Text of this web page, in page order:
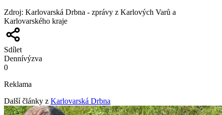
Zdroj: Karlovarská Drbna - zprávy z Karlových Varů a
Karlovarského kraje
Sdílet
Dennívýzva
0
Reklama
Další články z Karlovarská Drbna